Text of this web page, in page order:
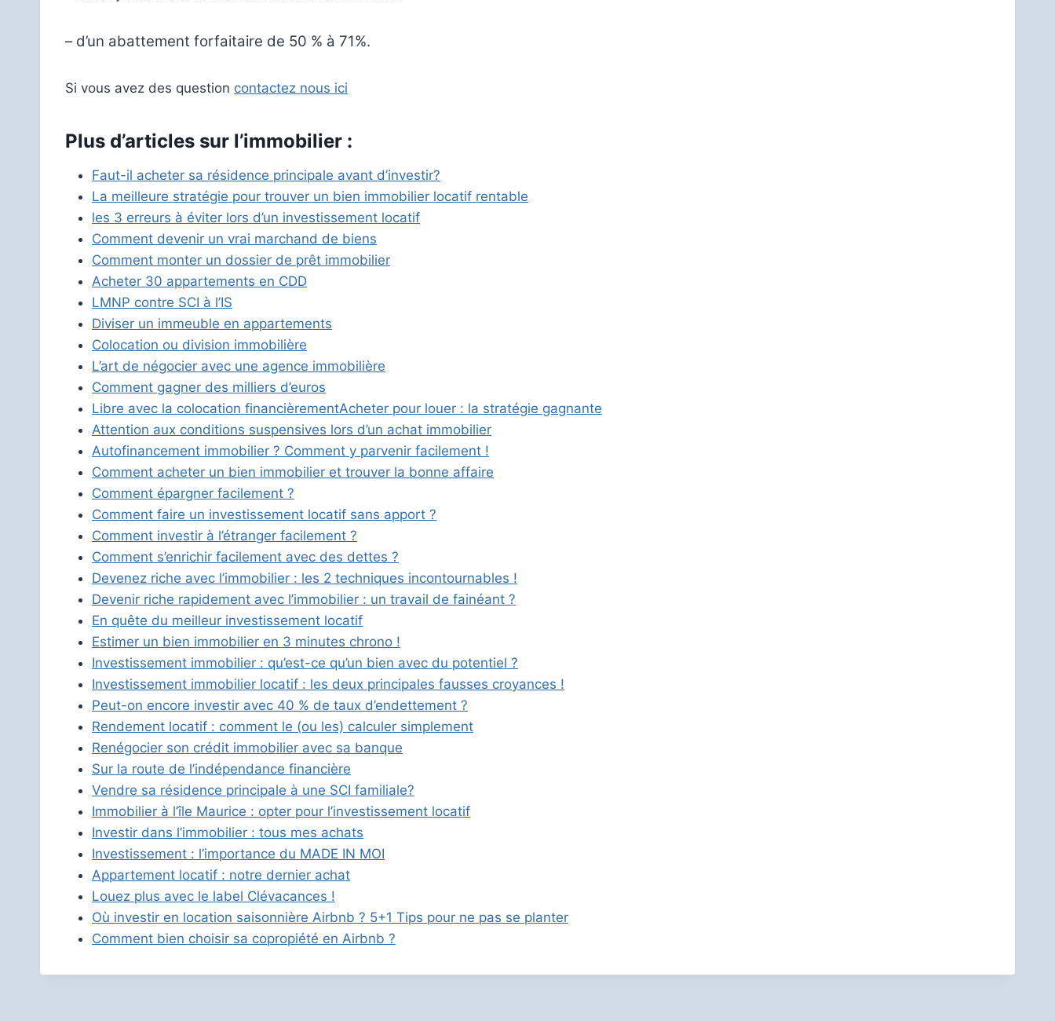
– d’un abattement forfaitaire de 50 % à 71%.
Si vous avez des question contactez nous ici
Plus d’articles sur l’immobilier :
Faut-il acheter sa résidence principale avant d’investir?
La meilleure stratégie pour trouver un bien immobilier locatif rentable
les 3 erreurs à éviter lors d’un investissement locatif
Comment devenir un vrai marchand de biens
Comment monter un dossier de prêt immobilier
Acheter 30 appartements en CDD
LMNP contre SCI à l’IS
Diviser un immeuble en appartements
Colocation ou division immobilière
L’art de négocier avec une agence immobilière
Comment gagner des milliers d’euros
Libre avec la colocation financièrementAcheter pour louer : la stratégie gagnante
Attention aux conditions suspensives lors d’un achat immobilier
Autofinancement immobilier ? Comment y parvenir facilement !
Comment acheter un bien immobilier et trouver la bonne affaire
Comment épargner facilement ?
Comment faire un investissement locatif sans apport ?
Comment investir à l’étranger facilement ?
Comment s’enrichir facilement avec des dettes ?
Devenez riche avec l’immobilier : les 2 techniques incontournables !
Devenir riche rapidement avec l’immobilier : un travail de fainéant ?
En quête du meilleur investissement locatif
Estimer un bien immobilier en 3 minutes chrono !
Investissement immobilier : qu’est-ce qu’un bien avec du potentiel ?
Investissement immobilier locatif : les deux principales fausses croyances !
Peut-on encore investir avec 40 % de taux d’endettement ?
Rendement locatif : comment le (ou les) calculer simplement
Renégocier son crédit immobilier avec sa banque
Sur la route de l’indépendance financière
Vendre sa résidence principale à une SCI familiale?
Immobilier à l’île Maurice : opter pour l’investissement locatif
Investir dans l’immobilier : tous mes achats
Investissement : l’importance du MADE IN MOI
Appartement locatif : notre dernier achat
Louez plus avec le label Clévacances !
Où investir en location saisonnière Airbnb ? 5+1 Tips pour ne pas se planter
Comment bien choisir sa copropiété en Airbnb ?